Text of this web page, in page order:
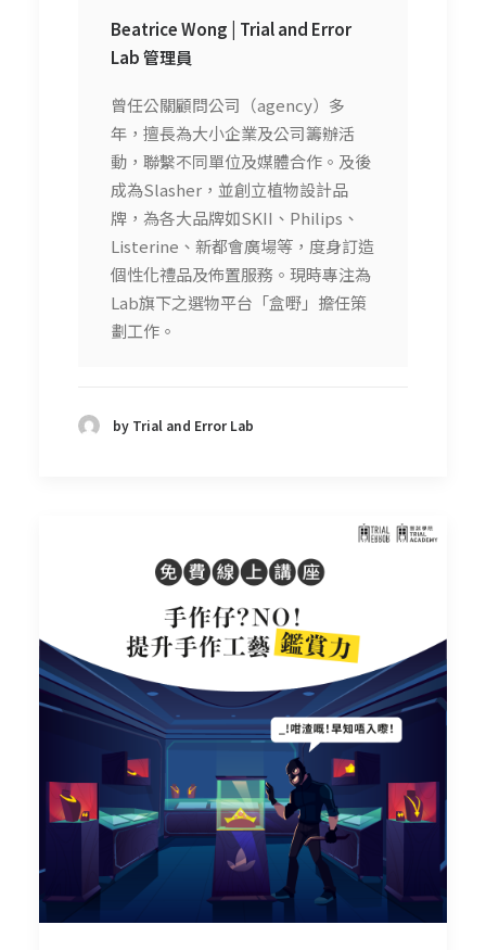
Beatrice Wong | Trial and Error
Lab管理員
曾任公關顧問公司（agency）多
年，擅長為大小企業及公司籌辦活
動，聯繫不同單位及媒體合作。及後
成為Slasher，並創立植物設計品
牌，為各大品牌如SKII、Philips、
Listerine、新都會廣場等，度身訂造
個性化禮品及佈置服務。現時專注為
Lab旗下之選物平台「盒嘢」擔任策
劃工作。
by Trial and Error Lab